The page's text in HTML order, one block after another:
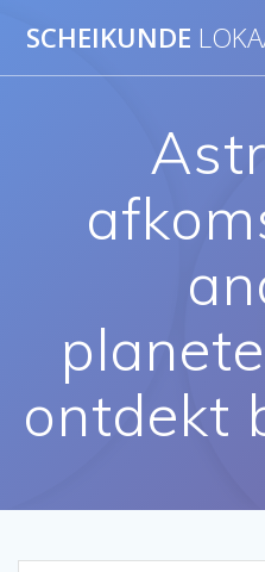
SCHEIKUNDE
ontdekt